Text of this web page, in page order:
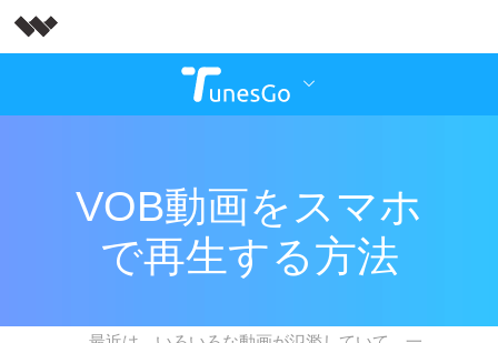
VOB動画をスマホ
で再生する方法